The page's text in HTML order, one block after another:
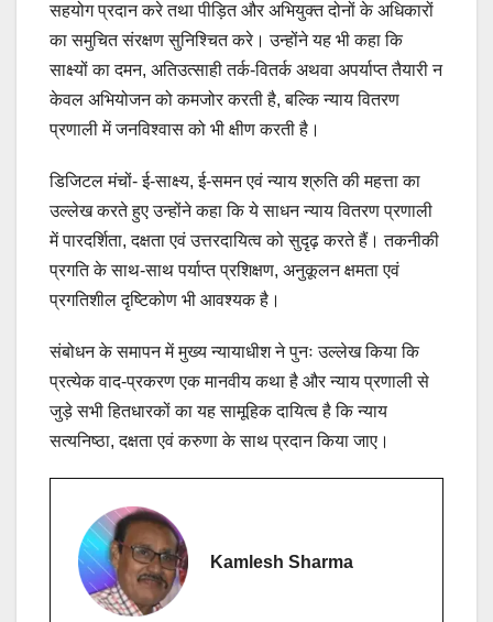
सहयोग प्रदान करे तथा पीड़ित और अभियुक्त दोनों के अधिकारों
का समुचित संरक्षण सुनिश्चित करे। उन्होंने यह भी कहा कि
साक्ष्यों का दमन, अतिउत्साही तर्क-वितर्क अथवा अपर्याप्त तैयारी न
केवल अभियोजन को कमजोर करती है, बल्कि न्याय वितरण
प्रणाली में जनविश्वास को भी क्षीण करती है।
डिजिटल मंचों- ई-साक्ष्य, ई-समन एवं न्याय श्रुति की महत्ता का
उल्लेख करते हुए उन्होंने कहा कि ये साधन न्याय वितरण प्रणाली
में पारदर्शिता, दक्षता एवं उत्तरदायित्व को सुदृढ़ करते हैं। तकनीकी
प्रगति के साथ-साथ पर्याप्त प्रशिक्षण, अनुकूलन क्षमता एवं
प्रगतिशील दृष्टिकोण भी आवश्यक है।
संबोधन के समापन में मुख्य न्यायाधीश ने पुनः उल्लेख किया कि
प्रत्येक वाद-प्रकरण एक मानवीय कथा है और न्याय प्रणाली से
जुड़े सभी हितधारकों का यह सामूहिक दायित्व है कि न्याय
सत्यनिष्ठा, दक्षता एवं करुणा के साथ प्रदान किया जाए।
Kamlesh Sharma